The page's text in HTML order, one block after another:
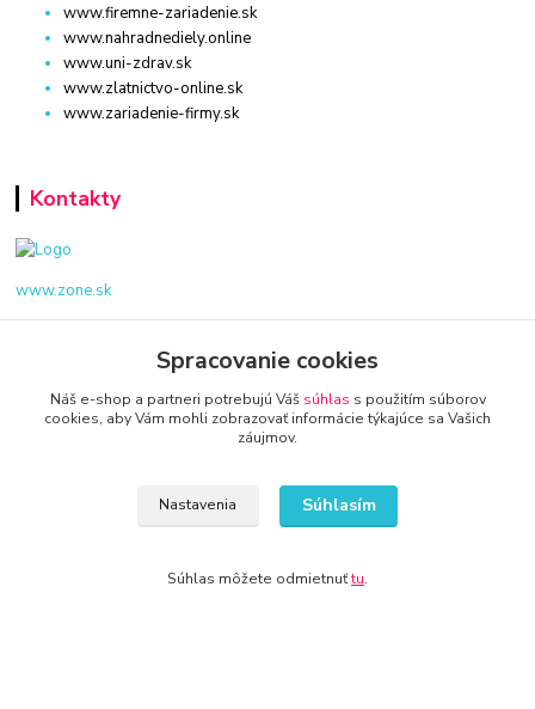
www.firemne-zariadenie.sk
www.nahradnediely.online
www.uni-zdrav.sk
www.zlatnictvo-online.sk
www.zariadenie-firmy.sk
Kontakty
www.zone.sk
+421 940 949 000
info@kamenik.sk
© 2024 Všetky práva vyhradené KAMENIK.SK
Spracovanie cookies
Náš e-shop a partneri potrebujú Váš súhlas s použitím súborov
cookies, aby Vám mohli zobrazovať informácie týkajúce sa Vašich
záujmov.
Nastavenia Súhlasím
Súhlas môžete odmietnuťtu.